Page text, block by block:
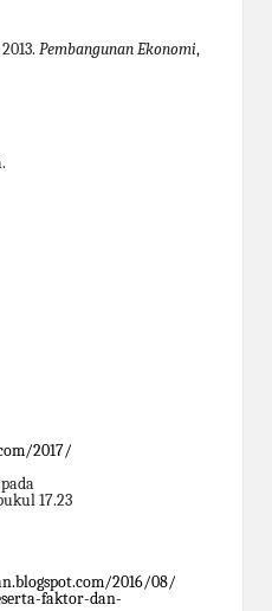
2013.Pembangunan Ekonomi,
2017/
17.23
2016/08/
faktor-dan-